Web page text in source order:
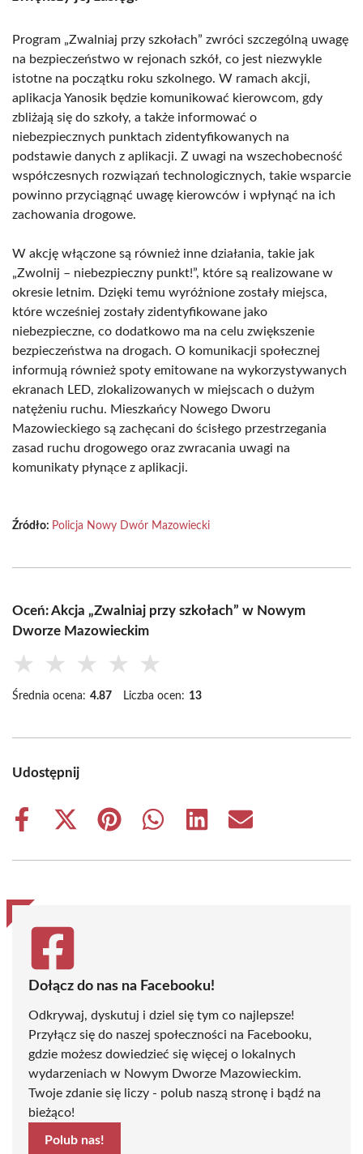
Program „Zwalniaj przy szkołach” zwróci szczególną uwagę
na bezpieczeństwo w rejonach szkół, co jest niezwykle
istotne na początku roku szkolnego. W ramach akcji,
aplikacja Yanosik będzie komunikować kierowcom, gdy
zbliżają się do szkoły, a także informować o
niebezpiecznych punktach zidentyfikowanych na
podstawie danych z aplikacji. Z uwagi na wszechobecność
współczesnych rozwiązań technologicznych, takie wsparcie
powinno przyciągnąć uwagę kierowców i wpłynąć na ich
zachowania drogowe.
W akcję włączone są również inne działania, takie jak
„Zwolnij – niebezpieczny punkt!”, które są realizowane w
okresie letnim. Dzięki temu wyróżnione zostały miejsca,
które wcześniej zostały zidentyfikowane jako
niebezpieczne, co dodatkowo ma na celu zwiększenie
bezpieczeństwa na drogach. O komunikacji społecznej
informują również spoty emitowane na wykorzystywanych
ekranach LED, zlokalizowanych w miejscach o dużym
natężeniu ruchu. Mieszkańcy Nowego Dworu
Mazowieckiego są zachęcani do ścisłego przestrzegania
zasad ruchu drogowego oraz zwracania uwagi na
komunikaty płynące z aplikacji.
Źródło: Policja Nowy Dwór Mazowiecki
Oceń: Akcja „Zwalniaj przy szkołach” w Nowym
Dworze Mazowieckim
★ ★ ★ ★ ★
Średnia ocena: 4.87 Liczba ocen: 13
Udostępnij
Share
Share
(Twitter)
Share
Share
Share
Share
Dołącz do nas na Facebooku!
Odkrywaj, dyskutuj i dziel się tym co najlepsze!
Przyłącz się do naszej społeczności na Facebooku,
gdzie możesz dowiedzieć się więcej o lokalnych
wydarzeniach w Nowym Dworze Mazowieckim.
Twoje zdanie się liczy - polub naszą stronę i bądź na
bieżąco!
Polub nas!